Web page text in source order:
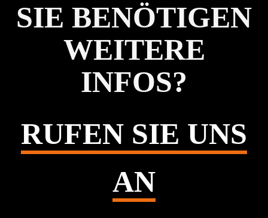
SIE BENÖTIGEN
WEITERE
INFOS?
RUFEN SIE UNS
AN